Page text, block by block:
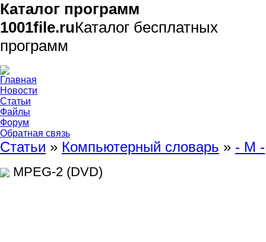
Каталог программ
1001file.ruКаталог бесплатных
программ
Главная
Новости
Статьи
Файлы
Форум
Обратная связь
Статьи » Компьютерный словарь » - M -
MPEG-2 (DVD)